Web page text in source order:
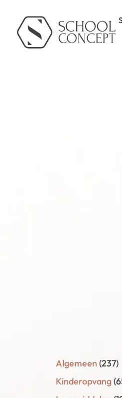
Algemeen (237)
Kinderopvang